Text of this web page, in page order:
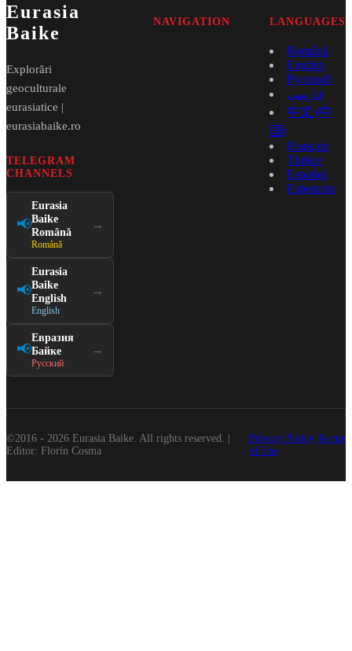
Eurasia
Baike
Explorări
geoculturale
eurasiatice |
eurasiabaike.ro
TELEGRAM
CHANNELS
📢
Eurasia
Baike
Română
Română
→
📢
Eurasia
Baike
English
English
→
📢
Евразия
Байке
Русский
→
NAVIGATION LANGUAGES
Română
English
Русский
فارسی
中文 (中
国)
Français
Türkçe
Español
Esperanto
©2016 - 2026 Eurasia Baike. All rights reserved. |
Editor: Florin Cosma
Privacy Policy Terms
of Use